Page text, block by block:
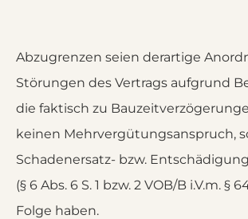
Abzugrenzen seien derartige
Störungen des Vertrags aufgrund
die faktisch zu
keinen Mehrvergütungsanspruch,
Schadenersatz- bzw.
(§ 6 Abs. 6 S. 1 bzw. 2 VOB/B i.V.m. §
Folge haben.